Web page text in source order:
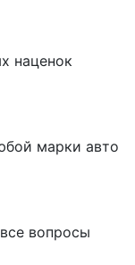
наценок
марки авто
вопросы